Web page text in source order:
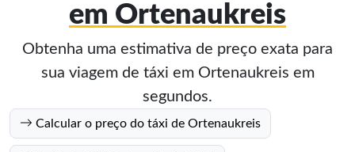
em Ortenaukreis
Obtenha uma estimativa de preço exata para
sua viagem de táxi em Ortenaukreis em
segundos.
Calcular o preço do táxi de Ortenaukreis